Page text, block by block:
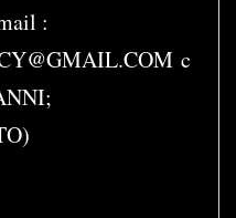
:
c